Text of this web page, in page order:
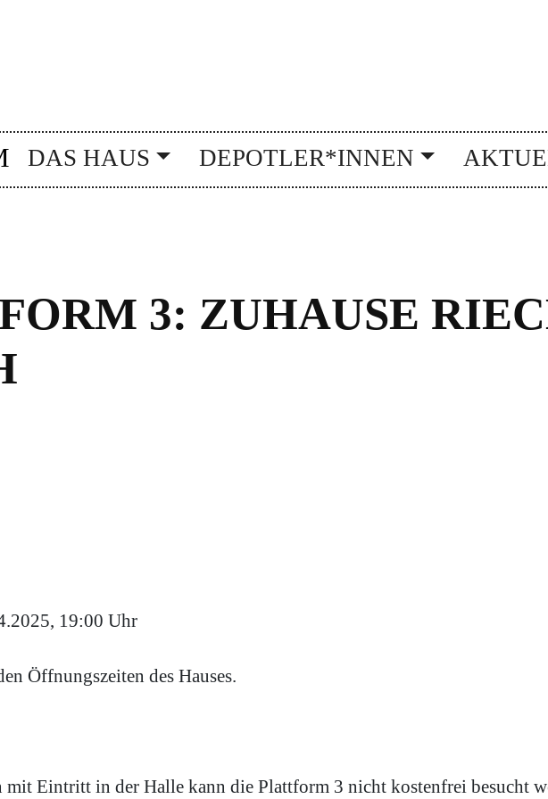
DAS HAUS DEPOTLER*INNEN
3: ZUHAUSE
19:00 Uhr
Öffnungszeiten des Hauses.
mit Eintritt in der Halle kann die Plattform 3 nicht kostenfrei besucht